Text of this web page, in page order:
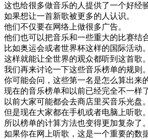
这也给很多做音乐的人提供了一个好经
如果想让一首新歌被更多的人认识。
他们不仅要在网络上做很多广告。
他们也可以把音乐和一些重大的比赛结
比如奥运会或者世界杯这样的国际活动。
这样就能让全世界的观众都听到 这首歌。
我们再来讨论一下这些音乐榜单的规则 。
你可能会问 ， 这些第一名是怎么算出来
现在的音乐榜单和以前已经完全不一样
以前大家可能都会去商店里买音乐光盘。
但是现在大家都在手机或者电脑上听歌。
所以榜单的计算方法也变得更加复杂了。
如果你在网上听歌 ， 这是一个重要的数